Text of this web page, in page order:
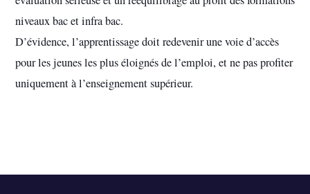
niveaux bac et infra bac.
D’évidence, l’apprentissage doit redevenir une voie d’accès
pour les jeunes les plus éloignés de l’emploi, et ne pas profiter
uniquement à l’enseignement supérieur.